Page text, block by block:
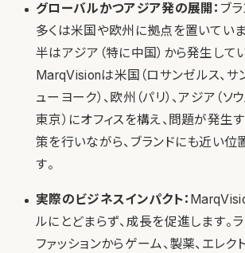
グローバルかつアジア発の展開： ブ
多くは米国や欧州に拠点を置いてい
半はアジア（特に中国）から発生して
MarqVisionは米国（ロサンゼルス、サ
ューヨーク）、欧州（パリ）、アジア（ソ
東京）にオフィスを構え、問題が発生
策を行いながら、ブランドにも近い位
す。
実際のビジネスインパクト：
ルにとどまらず、成長を促進します。
ファッションからゲーム、製薬、エレク